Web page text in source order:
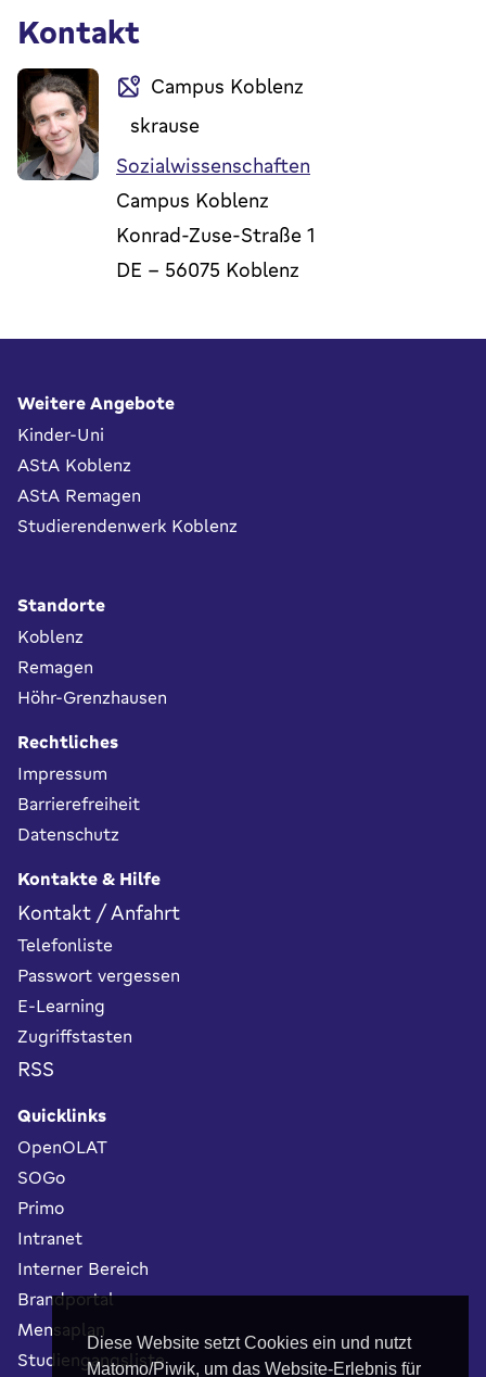
Diese Website setzt Cookies ein und nutzt
Matomo/Piwik, um das Website-Erlebnis für
Kontakt
Campus Koblenz
skrause
Sozialwissenschaften
Campus Koblenz
Konrad-Zuse-Straße 1
DE - 56075 Koblenz
Fußbereich
Weitere Angebote
Kinder-Uni
AStA Koblenz
AStA Remagen
Studierendenwerk Koblenz
Standorte
Koblenz
Remagen
Höhr-Grenzhausen
Rechtliches
Impressum
Barrierefreiheit
Datenschutz
Kontakte & Hilfe
Kontakt / Anfahrt
Telefonliste
Passwort vergessen
E-Learning
Zugriffstasten
RSS
Quicklinks
OpenOLAT
SOGo
Primo
Intranet
Interner Bereich
Brandportal
Mensaplan
Studiengangsliste